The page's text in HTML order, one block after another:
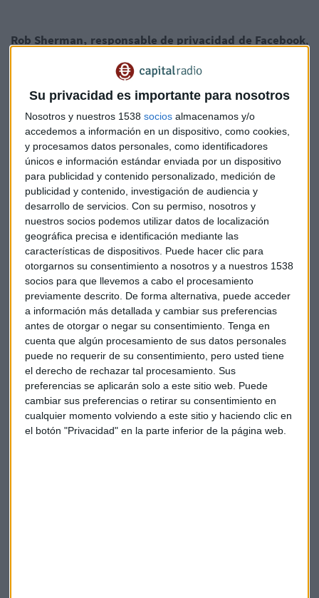
Su privacidad es importante para nosotros
Nosotros y nuestros 1538 socios almacenamos y/o
accedemos a información en un dispositivo, como cookies,
y procesamos datos personales, como identificadores
únicos e información estándar enviada por un dispositivo
para publicidad y contenido personalizado, medición de
publicidad y contenido, investigación de audiencia y
desarrollo de servicios. Con su permiso, nosotros y
nuestros socios podemos utilizar datos de localización
geográfica precisa e identificación mediante las
características de dispositivos. Puede hacer clic para
otorgarnos su consentimiento a nosotros y a nuestros 1538
socios para que llevemos a cabo el procesamiento
previamente descrito. De forma alternativa, puede acceder
a información más detallada y cambiar sus preferencias
antes de otorgar o negar su consentimiento. Tenga en
cuenta que algún procesamiento de sus datos personales
puede no requerir de su consentimiento, pero usted tiene
el derecho de rechazar tal procesamiento. Sus
preferencias se aplicarán solo a este sitio web. Puede
cambiar sus preferencias o retirar su consentimiento en
cualquier momento volviendo a este sitio y haciendo clic en
el botón "Privacidad" en la parte inferior de la página web.
Rob Sherman, responsable de privacidad de Facebook,
"firmemente comprometida a proteger la información de la
gente" y que aprecia la "oportunidad de responder a las
estadounidenses.
Hace apenas una semana, después de que saliera a la luz la
polémica filtración, versiones de prensa apuntaban que la
FTC estaba investigando siFacebook violó los términos
de su contrato de consentimiento, establecido en 2011, al
proveer datos de sus usuarios a Cambridge Analytica en
2014.
La compañía británica, que colaboró con la campaña de
Donald Trumpante los comicios presidenciales de 2016,
usó dicha información para desarrollar un programa
informático destinado a predecir las decisiones de los
votantes e influir en ellas.
En 2011, Facebook se comprometió a solicitar el